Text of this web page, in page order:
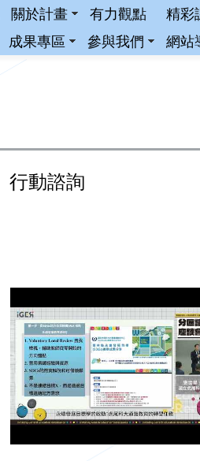
關於計畫 有力觀點
精彩
成果專區 參與我們 網站
行動諮詢